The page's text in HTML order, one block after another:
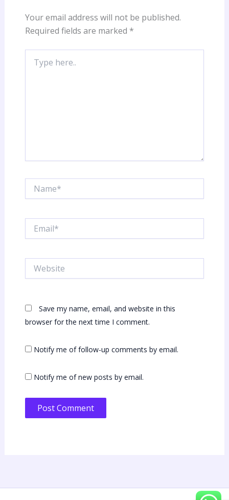
Your email address will not be published.
Required fields are marked *
here..
Save my name, email, and website in this
browser for the next time I comment.
Notify me of follow-up comments by email.
Notify me of new posts by email.